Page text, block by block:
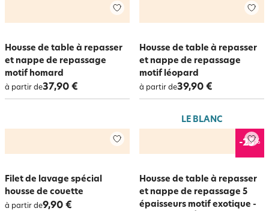
Housse de table à repasser
et nappe de repassage
motif homard
à partir de37,90 €
Housse de table à repasser
et nappe de repassage
motif léopard
à partir de39,90 €
Filet de lavage spécial
housse de couette
à partir de9,90 €
LE BLANC
-25%
Housse de table à repasser
et nappe de repassage 5
épaisseurs motif exotique -